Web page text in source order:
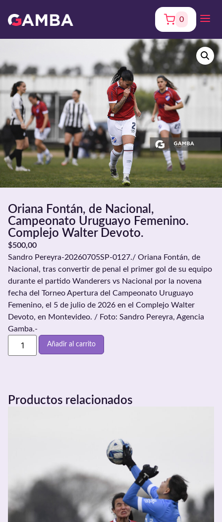
0
Oriana Fontán, de Nacional,
Campeonato Uruguayo Femenino.
Complejo Walter Devoto.
$500,00
Sandro Pereyra-20260705SP-0127./ Oriana Fontán, de
Nacional, tras convertir de penal el primer gol de su equipo
durante el partido Wanderers vs Nacional por la novena
fecha del Torneo Apertura del Campeonato Uruguayo
Femenino, el 5 de julio de 2026 en el Complejo Walter
Devoto, en Montevideo. / Foto: Sandro Pereyra, Agencia
Gamba.-
Añadir al carrito
Productos relacionados